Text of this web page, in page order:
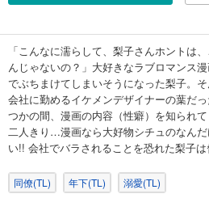
「こんなに濡らして、梨子さんホントは
んじゃないの？」大好きなラブロマンス
でぶちまけてしまいそうになった梨子。
会社に勤めるイケメンデザイナーの葉だ
つかの間、漫画の内容（性癖）を知られ
二人きり…漫画なら大好物シチュのなん
い!! 会社でバラされることを恐れた梨子
同僚(TL) 年下(TL) 溺愛(TL)